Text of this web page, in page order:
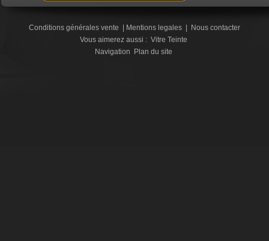
Conditions générales vente | Mentions legales | Nous contacter
Vous aimerez aussi : Vitre Teinte
Navigation Plan du site